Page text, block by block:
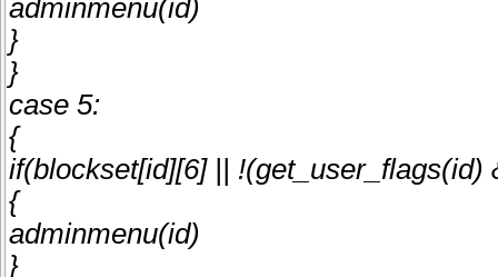
adminmenu(id)
}
}
case 5:
{
if(blockset[id][6] ||
{
adminmenu(id)
}